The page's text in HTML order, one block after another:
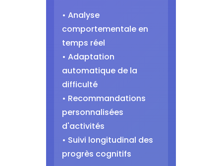
• Analyse
comportementale en
temps réel
• Adaptation
automatique de la
difficulté
• Recommandations
personnalisées
d'activités
• Suivi longitudinal des
progrès cognitifs